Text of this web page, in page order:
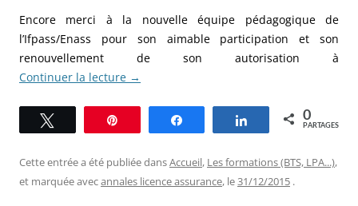
Encore merci à la nouvelle équipe pédagogique de
l’Ifpass/Enass pour son aimable participation et son
renouvellement de son autorisation à
Continuer la lecture →
Partagez 0
PARTAGES
Cette entrée a été publiée dansAccueil, Les formations (BTS, LPA...),
et marquée avecannales licence assurance, le31/12/2015 .